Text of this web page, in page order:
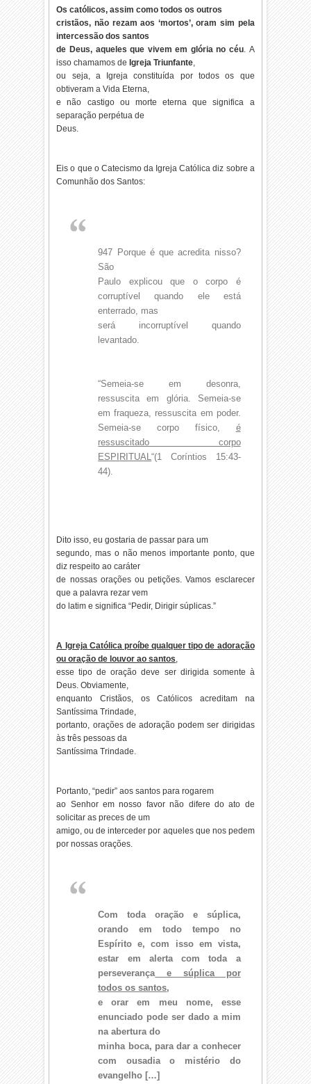
Os católicos, assim como todos os outros
cristãos, não rezam aos ‘mortos’, oram sim pela
intercessão dos santos
de Deus, aqueles que vivem em glória no céu. A
isso chamamos de Igreja Triunfante,
ou seja, a Igreja constituída por todos os que
obtiveram a Vida Eterna,
e não castigo ou morte eterna que significa a
separação perpétua de
Deus.
Eis o que o Catecismo da Igreja Católica diz sobre a
Comunhão dos Santos:
947 Porque é que acredita nisso?
São
Paulo explicou que o corpo é
corruptível quando ele está
enterrado, mas
será incorruptível quando
levantado.
“Semeia-se em desonra,
ressuscita em glória. Semeia-se
em fraqueza, ressuscita em poder.
Semeia-se corpo físico, é
ressuscitado corpo
ESPIRITUAL“(1 Coríntios 15:43-
44).
Dito isso, eu gostaria de passar para um
segundo, mas o não menos importante ponto, que
diz respeito ao caráter
de nossas orações ou petições. Vamos esclarecer
que a palavra rezar vem
do latim e significa “Pedir, Dirigir súplicas.”
A Igreja Católica proíbe qualquer tipo de adoração
ou oração de louvor ao santos,
esse tipo de oração deve ser dirigida somente à
Deus. Obviamente,
enquanto Cristãos, os Católicos acreditam na
Santíssima Trindade,
portanto, orações de adoração podem ser dirigidas
às três pessoas da
Santíssima Trindade.
Portanto, “pedir” aos santos para rogarem
ao Senhor em nosso favor não difere do ato de
solicitar as preces de um
amigo, ou de interceder por aqueles que nos pedem
por nossas orações.
Com toda oração e súplica,
orando em todo tempo no
Espírito e, com isso em vista,
estar em alerta com toda a
perseverançae súplica por
todos os santos,
e orar em meu nome, esse
enunciado pode ser dado a mim
na abertura do
minha boca, para dar a conhecer
com ousadia o mistério do
evangelho […]